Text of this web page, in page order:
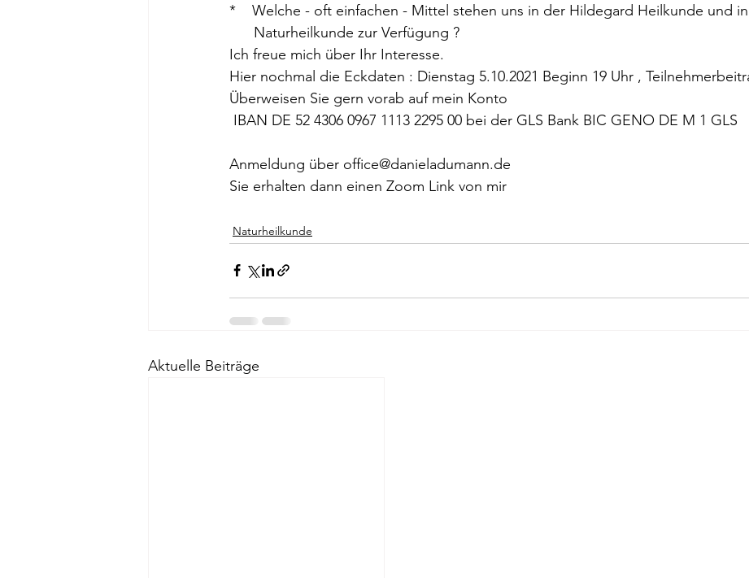
*    Welche - oft einfachen - Mittel stehen uns in der Hildegard Heilkunde und
      Naturheilkunde zur Verfügung ?
Ich freue mich über Ihr Interesse.
Hier nochmal die Eckdaten : Dienstag 5.10.2021 Beginn 19 Uhr ,
Überweisen Sie gern vorab auf mein Konto
IBAN DE 52 4306 0967 1113 2295 00 bei der GLS Bank BIC GENO DE M 1 GLS
Anmeldung über office@danieladumann.de
Sie erhalten dann einen Zoom Link von mir
Naturheilkunde
Aktuelle Beiträge